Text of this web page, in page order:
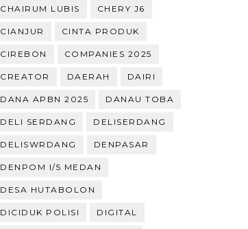
CHAIRUM LUBIS CHERY J6
CIANJUR CINTA PRODUK
CIREBON COMPANIES 2025
CREATOR DAERAH DAIRI
DANA APBN 2025 DANAU TOBA
DELI SERDANG DELISERDANG
DELISWRDANG DENPASAR
DENPOM I/5 MEDAN
DESA HUTABOLON
DICIDUK POLISI DIGITAL